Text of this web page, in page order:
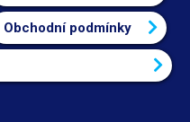
Obchodní podmínky